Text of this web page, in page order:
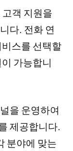
고객 지원을
다. 전화 연
스를 선택할
가능합니
을 운영하여
제공합니다.
분야에 맞는